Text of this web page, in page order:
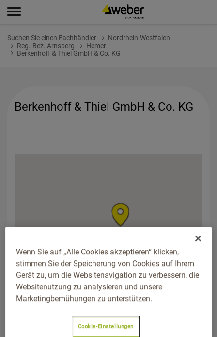
Suchen Sie einen Fachhändler
Nordrhein-Westfalen
Reg.-Bez. Arnsberg
Hemer
Berkenhoff & Thiel GmbH & Co. KG
Berkenhoff & Thiel GmbH & Co. KG
ADDRESS
Mendener Straße 60, 58675, Hemer, Nordrhein-Westfalen
Wegbeschreibung
Wenn Sie auf „Alle Cookies akzeptieren“ klicken,
stimmen Sie der Speicherung von Cookies auf Ihrem
Gerät zu, um die Websitenavigation zu verbessern, die
Websitenutzung zu analysieren und unsere
Marketingbemühungen zu unterstützen.
Cookie-Einstellungen